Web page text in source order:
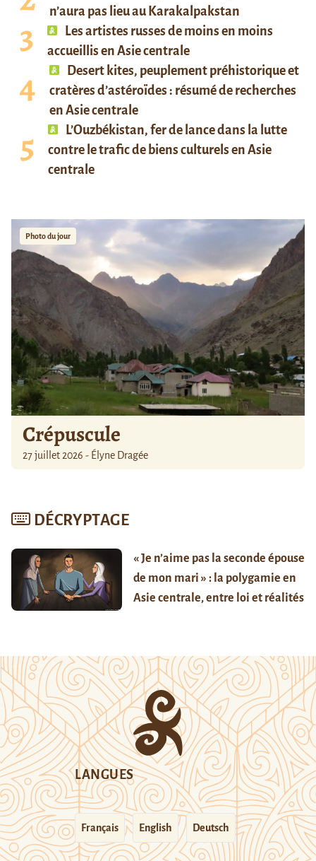
n’aura pas lieu au Karakalpakstan
Les artistes russes de moins en moins
accueillis en Asie centrale
Desert kites, peuplement préhistorique et
cratères d’astéroïdes : résumé de recherches
en Asie centrale
L’Ouzbékistan, fer de lance dans la lutte
contre le trafic de biens culturels en Asie
centrale
Photo du jour
Crépuscule
27 juillet 2026 - Élyne Dragée
DÉCRYPTAGE
« Je n’aime pas la seconde épouse
de mon mari » : la polygamie en
Asie centrale, entre loi et réalités
LANGUES
Français English Deutsch